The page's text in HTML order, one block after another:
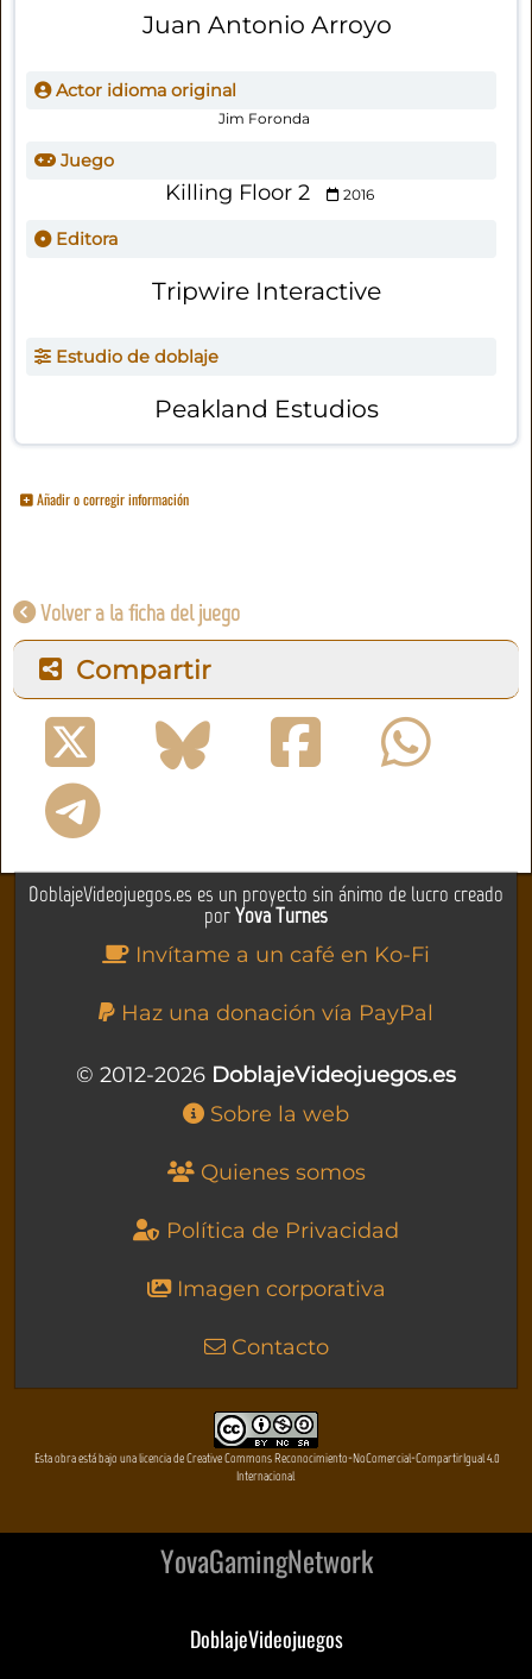
Juan Antonio Arroyo
Actor idioma original
Jim Foronda
Juego
Killing Floor 2 2016
Editora
Tripwire Interactive
Estudio de doblaje
Peakland Estudios
Añadir o corregir información
Volver a la ficha del juego
Compartir
DoblajeVideojuegos.es es un proyecto sin ánimo de lucro creado
porYova Turnes
Invítame a un café en Ko-Fi
Haz una donación vía PayPal
© 2012-2026 DoblajeVideojuegos.es
Sobre la web
Quienes somos
Política de Privacidad
Imagen corporativa
Contacto
Esta obra está bajo una licencia de Creative Commons Reconocimiento-NoComercial-CompartirIgual 4.0
Internacional
YovaGamingNetwork
DoblajeVideojuegos